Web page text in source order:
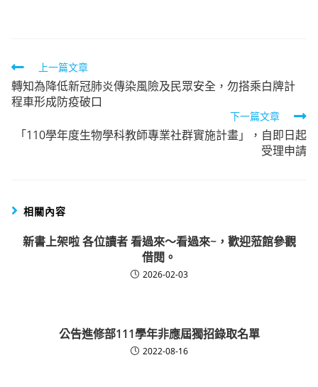
Read
more
articles
上一篇文章
轉知為降低新冠肺炎傳染風險及民眾安全，勿搭乘白牌計
程車形成防疫破口
下一篇文章
「110學年度生物學科教師專業社群實施計畫」，自即日起
受理申請
相關內容
新書上架啦 各位讀者 看過來～看過來~，歡迎蒞館參觀
借閱。
2026-02-03
公告進修部111學年非應屆獨招錄取名單
2022-08-16